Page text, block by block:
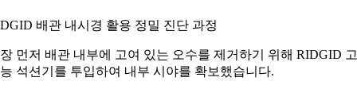
배관 내시경 활용 정밀 진단 과정
먼저 배관 내부에 고여 있는 오수를 제거하기 위해 RIDGID 고
석션기를 투입하여 내부 시야를 확보했습니다.